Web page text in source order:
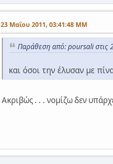
23 Μαΐου 2011, 03:41:48 ΜΜ
Παράθεση από: poursali
και όσοι την έλυσαν με
Ακριβώς . . . νομίζω δεν